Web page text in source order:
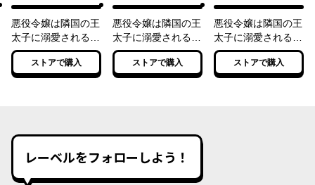
悪役令嬢は隣国の王
太子に溺愛される
4【電子特典付き】
ストアで購入
悪役令嬢は隣国の王
太子に溺愛される
5【電子特典付き】
ストアで購入
悪役令嬢は隣国の王
太子に溺愛される
6【電子特典付き】
ストアで購入
レーベルをフォローしよう！